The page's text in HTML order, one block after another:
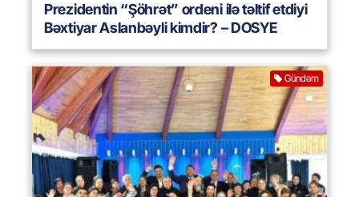
Prezidentin “Şöhrət” ordeni ilə təltif etdiyi
Bəxtiyar Aslanbəyli kimdir? – DOSYE
Gündəm